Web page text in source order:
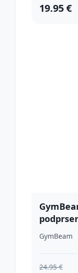
19.95 €
XLXL
GymBeam
24.95 €